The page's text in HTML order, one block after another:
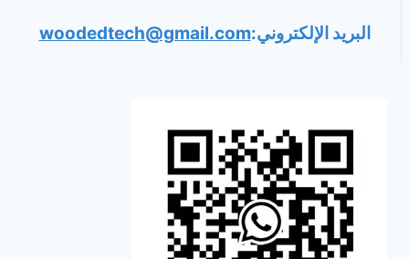
البريد الإلكتروني:woodedtech@gmail.com